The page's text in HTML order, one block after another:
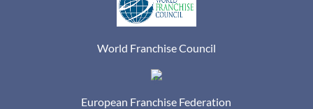
World Franchise Council
European Franchise Federation